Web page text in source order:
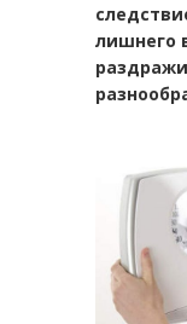
лишнего